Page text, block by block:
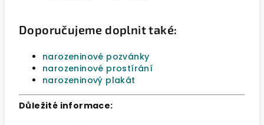
Doporučujeme doplnit také:
narozeninové pozvánky
narozeninové prostírání
narozeninový plakát
Důležité informace: